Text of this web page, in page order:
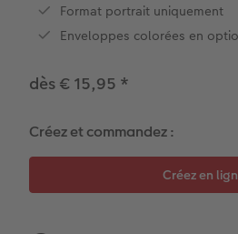
Types de papier
Types de
Effet relief
Poster photo
Lots de photos
Boîte photo
Polyptyque
Décoration
Bon cadeau CEWE
Tirages créatifs
Tous les thèmes
Effet relief
Conseils pour la
CEWE myPhotos
Concours photo
Format portrait uniquement
Enveloppes colorées en
dès € 15,95 *
Créez et commandez :